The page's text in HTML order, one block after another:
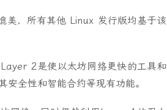
，所有其他 Linux 发行版均基于该
2是使以太坊网络更快的工具和
全性和智能合约等现有功能。